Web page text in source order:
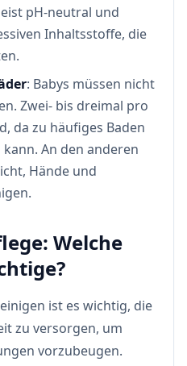
pH-neutral und
Inhaltsstoffe, die
: Babys müssen nicht
Zwei- bis dreimal pro
da zu häufiges Baden
An den anderen
Hände und
Welche
ist es wichtig, die
zu versorgen, um
vorzubeugen.